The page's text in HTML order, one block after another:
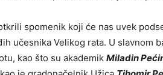
spomenik koji će nas uvek
učesnika Velikog rata. U slavnom
kao što su akademik Miladin